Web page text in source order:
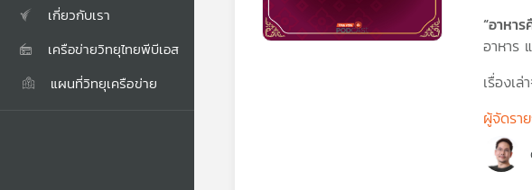
เกี่ยวกับเรา
เครือข่ายวิทยุไทยพีบีเอส
แผนที่วิทยุเครือข่าย
“อาหา
อาหาร
เรื่องเ
ผู้จัดรา